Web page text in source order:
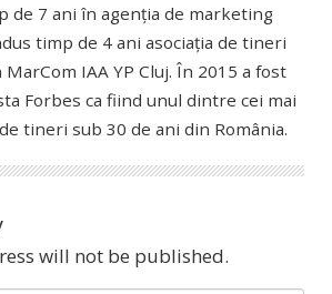
de 7 ani în agenția de marketing
timp de 4 ani asociația de tineri
IAA YP Cluj. În 2015 a fost
Forbes ca fiind unul dintre cei mai
tineri sub 30 de ani din România.
will not be published.